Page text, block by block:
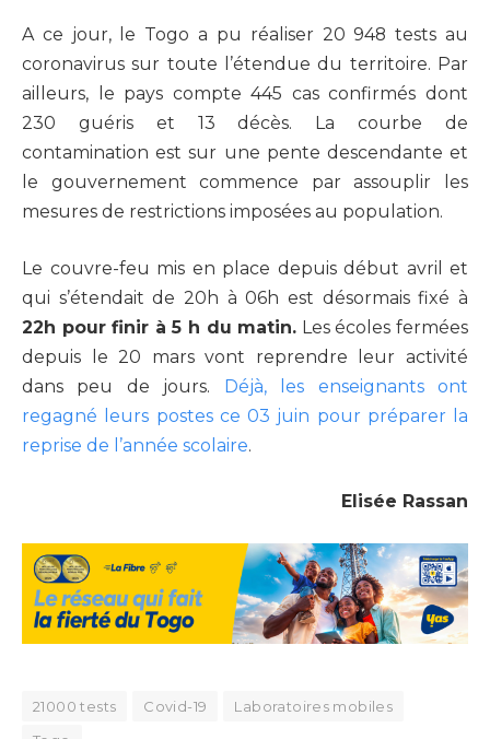
A ce jour, le Togo a pu réaliser 20 948 tests au
coronavirus sur toute l’étendue du territoire. Par
ailleurs, le pays compte 445 cas confirmés dont
230 guéris et 13 décès. La courbe de
contamination est sur une pente descendante et
le gouvernement commence par assouplir les
mesures de restrictions imposées au population.
Le couvre-feu mis en place depuis début avril et
qui s’étendait de 20h à 06h est désormais fixé à
22h pour finir à 5 h du matin. Les écoles fermées
depuis le 20 mars vont reprendre leur activité
dans peu de jours. Déjà, les enseignants ont
regagné leurs postes ce 03 juin pour préparer la
reprise de l’année scolaire.
Elisée Rassan
21000 tests Covid-19
Laboratoires mobiles